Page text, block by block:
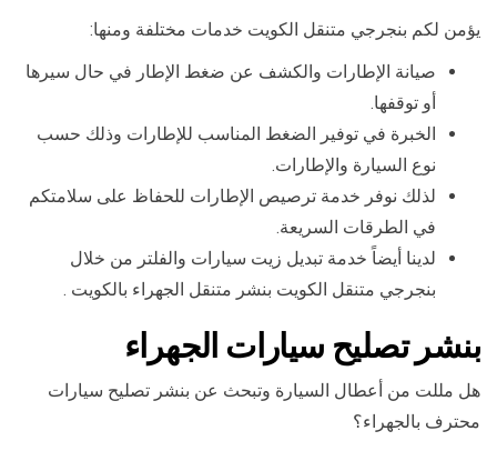
يؤمن لكم بنجرجي متنقل الكويت خدمات مختلفة ومنها:
صيانة الإطارات والكشف عن ضغط الإطار في حال سيرها
أو توقفها.
الخبرة في توفير الضغط المناسب للإطارات وذلك حسب
نوع السيارة والإطارات.
لذلك نوفر خدمة ترصيص الإطارات للحفاظ على سلامتكم
في الطرقات السريعة.
لدينا أيضاً خدمة تبديل زيت سيارات والفلتر من خلال
بنجرجي متنقل الكويت بنشر متنقل الجهراء بالكويت .
بنشر تصليح سيارات الجهراء
هل مللت من أعطال السيارة وتبحث عن بنشر تصليح سيارات
محترف بالجهراء؟